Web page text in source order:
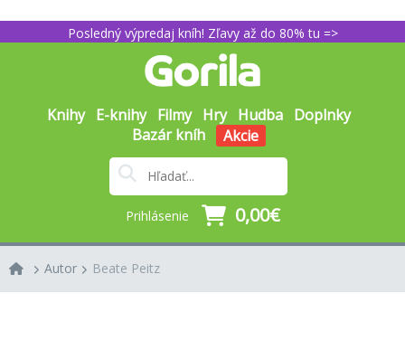
Posledný výpredaj kníh! Zľavy až do 80% tu =>
Knihy E-knihy Filmy Hry Hudba Doplnky
Bazár kníh
Akcie
Prihlásenie 0,00€
Autor Beate Peitz